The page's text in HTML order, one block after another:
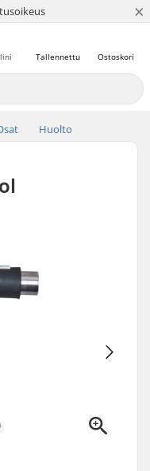
×
Ostoskori
Tallennettu
Huolto